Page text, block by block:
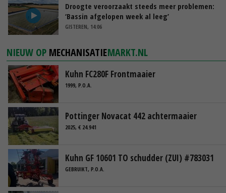
Droogte veroorzaakt steeds meer problemen:
‘Bassin afgelopen week al leeg’
GISTEREN, 14:06
NIEUW OP MECHANISATIEMARKT.NL
Kuhn FC280F Frontmaaier
1999, P.O.A.
Pottinger Novacat 442 achtermaaier
2025, € 24.941
Kuhn GF 10601 TO schudder (ZUI) #783031
GEBRUIKT, P.O.A.